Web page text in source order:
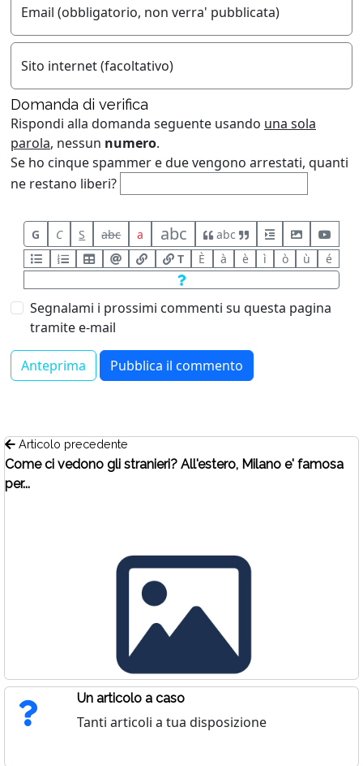
Email (obbligatorio, non verra' pubblicata)
Sito internet (facoltativo)
Domanda di verifica
Rispondi alla domanda seguente usando una sola
parola, nessun numero.
Se ho cinque spammer e due vengono arrestati, quanti
ne restano liberi?
G C S abc a abc
abc
T
È à è ì ò ù é
Segnalami i prossimi commenti su questa pagina
tramite e-mail
Articolo precedente
Come ci vedono gli stranieri? All'estero, Milano e' famosa
per...
Un articolo a caso
Tanti articoli a tua disposizione